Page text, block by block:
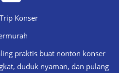
Konser
praktis buat nonton konser
duduk nyaman, dan pulang